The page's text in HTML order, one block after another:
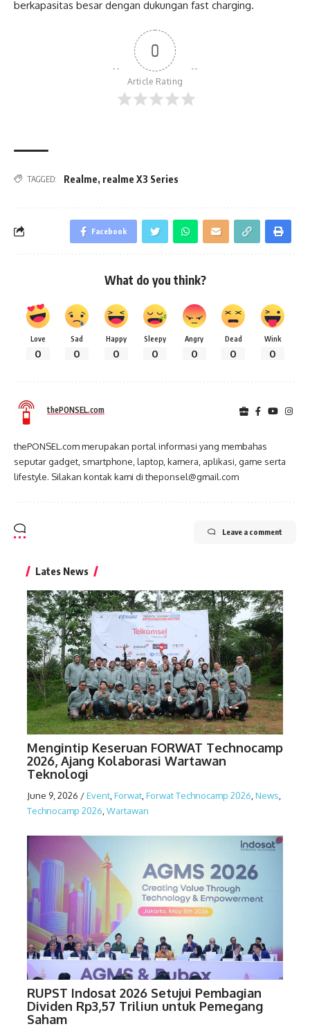
berkapasitas besar dengan dukungan fast charging.
0
Article Rating
TAGGED: Realme, realme X3 Series
Facebook
What do you think?
Love
0
Sad
0
Happy
0
Sleepy
0
Angry
0
Dead
0
Wink
0
thePONSEL.com
thePONSEL.com merupakan portal informasi yang membahas
seputar gadget, smartphone, laptop, kamera, aplikasi, game serta
lifestyle. Silakan kontak kami di theponsel@gmail.com
Leave a comment
Lates News
Mengintip Keseruan FORWAT Technocamp
2026, Ajang Kolaborasi Wartawan
Teknologi
June 9, 2026 /Event Forwat Forwat Technocamp 2026 News
Technocamp 2026 Wartawan
RUPST Indosat 2026 Setujui Pembagian
Dividen Rp3,57 Triliun untuk Pemegang
Saham